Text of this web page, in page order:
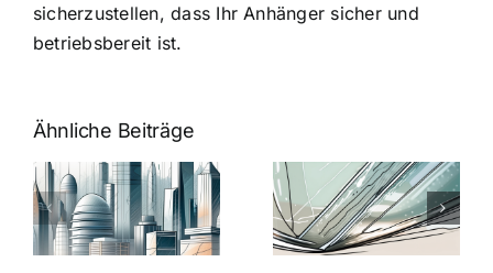
sicherzustellen, dass Ihr Anhänger sicher und
betriebsbereit ist.
Ähnliche Beiträge
5 Gründe,
warum
Nanoversiegelung
auf Glas
7
Expertentipps
für maximale